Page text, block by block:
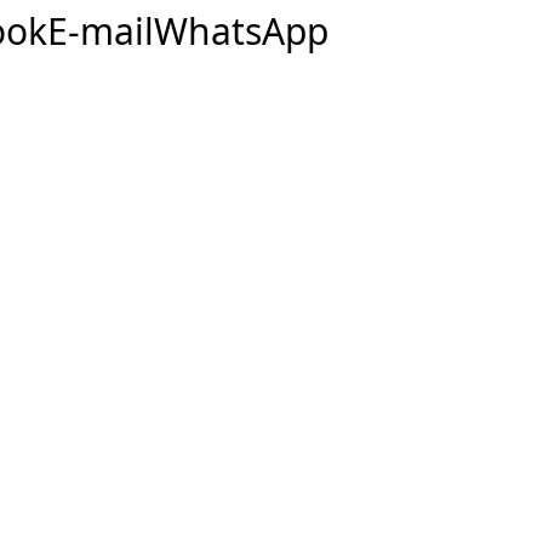
E-mailWhatsApp